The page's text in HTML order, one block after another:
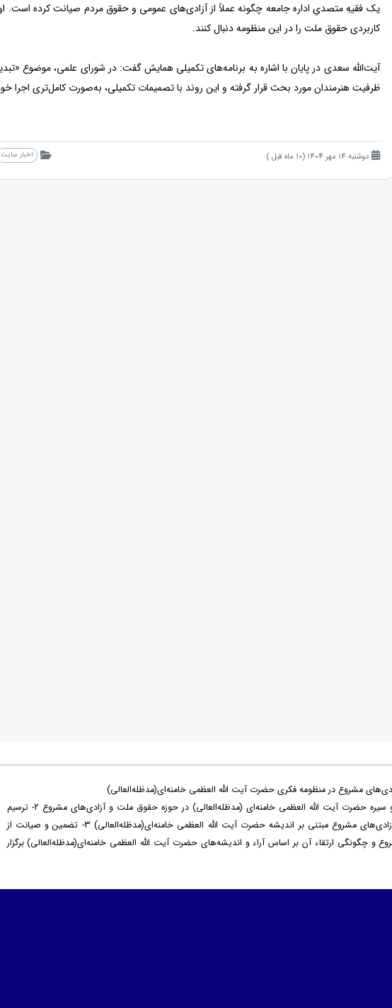
یک فقیهِ متصدیِ اداره جامعه چگونه عملاً از آزادی‌های عمومی و حقوق مردم صیانت کرده است.
کاربردی حقوق ملت را در این منظومه دنبال کنند.
آیت‌الله سعدی در پایان با اشاره به برنامه‌های تکمیلی همایش گفت: در شورای علمی، موضوع
ظرفیت هنرمندان مورد بحث قرار گرفته و این روند با تصمیمات تکمیلی، به‌صورت کامل‌تری اجرا
دوشنبه 14 مهر 1404 (10 ماه قبل ) اخبار سایت
مشروع در منظومه فکری حضرت آیت الله العظمی خامنه‌ای(مدظله‌العالی)
با هدف 1- بازخوانی اندیشه‌ و سیره‌ حضرت آیت الله العظمی خامنه‌ای (مدظله‌العالی) در حوزه‌ حقوق ملت و آزادی‌های مشروع 2- ترسیم
نظام مطلوب حقوق ملت و آزادی‌های مشروع مبتنی بر اندیشه حضرت آیت الله العظمی خامنه‌ای(مدظله‌العالی) 3- تضمین و صیانت از
چگونگی ارتقاء آن بر اساس آراء و اندیشه‌های حضرت آیت الله العظمی خامنه‌ای(مدظله‌العالی) برگزار